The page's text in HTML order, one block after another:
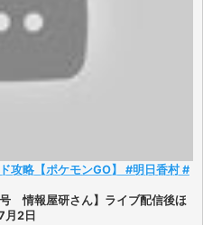
攻略【ポケモンGO】 #明日香村 #
情報屋研さん】ライブ配信後ほ
月2日